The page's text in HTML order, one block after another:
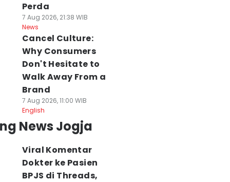
Perda
7 Aug 2026, 21:38 WIB
News
Cancel Culture:
Why Consumers
Don't Hesitate to
Walk Away From a
Brand
7 Aug 2026, 11:00 WIB
English
News Jogja
Viral Komentar
Dokter ke Pasien
BPJS di Threads,